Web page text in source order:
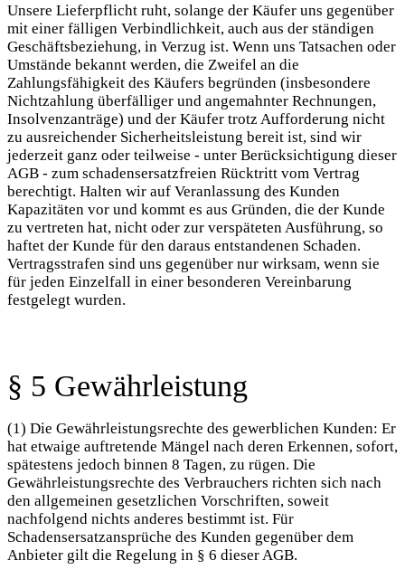
Unsere Lieferpflicht ruht, solange der Käufer uns gegenüber
mit einer fälligen Verbindlichkeit, auch aus der ständigen
Geschäftsbeziehung, in Verzug ist. Wenn uns Tatsachen oder
Umstände bekannt werden, die Zweifel an die
Zahlungsfähigkeit des Käufers begründen (insbesondere
Nichtzahlung überfälliger und angemahnter Rechnungen,
Insolvenzanträge) und der Käufer trotz Aufforderung nicht
zu ausreichender Sicherheitsleistung bereit ist, sind wir
jederzeit ganz oder teilweise - unter Berücksichtigung dieser
AGB - zum schadensersatzfreien Rücktritt vom Vertrag
berechtigt. Halten wir auf Veranlassung des Kunden
Kapazitäten vor und kommt es aus Gründen, die der Kunde
zu vertreten hat, nicht oder zur verspäteten Ausführung, so
haftet der Kunde für den daraus entstandenen Schaden.
Vertragsstrafen sind uns gegenüber nur wirksam, wenn sie
für jeden Einzelfall in einer besonderen Vereinbarung
festgelegt wurden.
§ 5 Gewährleistung
(1) Die Gewährleistungsrechte des gewerblichen Kunden: Er
hat etwaige auftretende Mängel nach deren Erkennen, sofort,
spätestens jedoch binnen 8 Tagen, zu rügen. Die
Gewährleistungsrechte des Verbrauchers richten sich nach
den allgemeinen gesetzlichen Vorschriften, soweit
nachfolgend nichts anderes bestimmt ist. Für
Schadensersatzansprüche des Kunden gegenüber dem
Anbieter gilt die Regelung in § 6 dieser AGB.